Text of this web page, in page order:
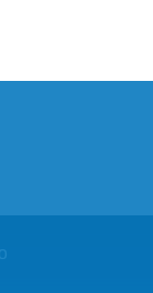
risposta alla
per
durante
studio